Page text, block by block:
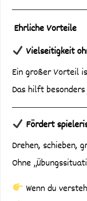
Ehrliche Vorteile
Vielseitigkeit
Ein großer Vorteil
Das hilft
Fördert
Drehen, schieben,
Ohne
Wenn du